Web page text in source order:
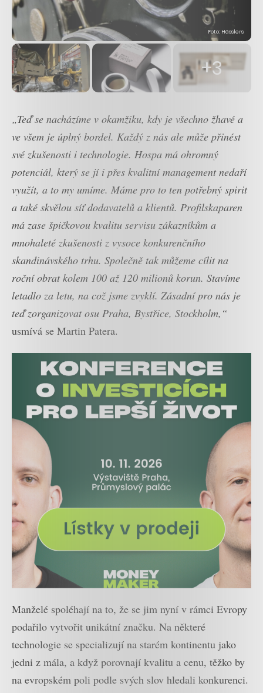
Foto: Hässlers
+3
„Teď se nacházíme v okamžiku, kdy je všechno žhavé a
ve všem je úplný bordel. Každý z nás ale může přinést
své zkušenosti i technologie. Hospa má ohromný
potenciál, který se jí i přes kvalitní management nedaří
využít, a to my umíme. Máme pro to ten potřebný spirit
a také skvělou síť dodavatelů a klientů. Profilskaparen
má zase špičkovou kvalitu servisu zákazníkům a
mnohaleté zkušenosti z vysoce konkurenčního
skandinávského trhu. Společně tak můžeme cílit na
roční obrat kolem 100 až 120 milionů korun. Stavíme
letadlo za letu, na což jsme zvyklí. Zásadní pro nás je
teď zorganizovat osu Praha, Bystřice, Stockholm,“
usmívá se Martin Patera.
Manželé spoléhají na to, že se jim nyní v rámci Evropy
podařilo vytvořit unikátní značku. Na některé
technologie se specializují na starém kontinentu jako
jedni z mála, a když porovnají kvalitu a cenu, těžko by
na evropském poli podle svých slov hledali konkurenci.